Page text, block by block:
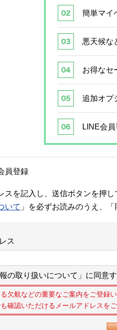
簡単マイ
悪天候な
お得なセ
追加オプ
LINE会
員登録
スを記入し、送信ボタンを押し
いて 」を必ずお読みのうえ、
ス
の取り扱いについて」に同意
欠航などの重要なご案内をご登録
確認いただけるメールアドレスをご